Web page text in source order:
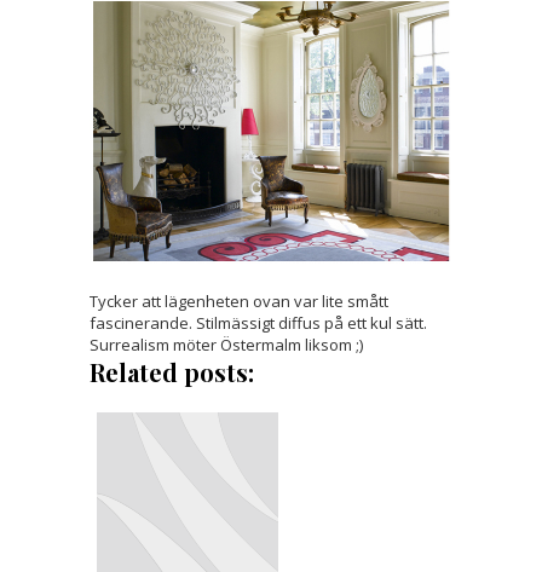
Tycker att lägenheten ovan var lite smått
fascinerande. Stilmässigt diffus på ett kul sätt.
Surrealism möter Östermalm liksom ;)
Related posts: